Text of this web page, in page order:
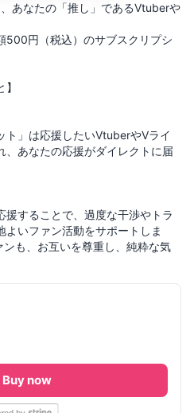
あなたの「推し」であるVtuberや
500円（税込）のサブスクリプシ
ト」は応援したいVtuberやVライ
、あなたの応援がダイレクトに届
援することで、過度な干渉やトラ
いファン活動をサポートしま
も、お互いを尊重し、純粋な気
Buy now